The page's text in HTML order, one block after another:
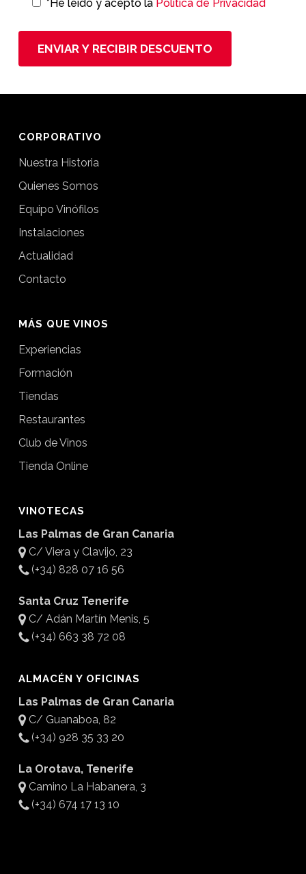
*He leído y acepto la Política de Privacidad
CORPORATIVO
Nuestra Historia
Quienes Somos
Equipo Vinófilos
Instalaciones
Actualidad
Contacto
MÁS QUE VINOS
Experiencias
Formación
Tiendas
Restaurantes
Club de Vinos
Tienda Online
VINOTECAS
Las Palmas de Gran Canaria
C/ Viera y Clavijo, 23
(+34) 828 07 16 56
Santa Cruz Tenerife
C/ Adán Martín Menis, 5
(+34) 663 38 72 08
ALMACÉN Y OFICINAS
Las Palmas de Gran Canaria
C/ Guanaboa, 82
(+34) 928 35 33 20
La Orotava, Tenerife
Camino La Habanera, 3
(+34) 674 17 13 10